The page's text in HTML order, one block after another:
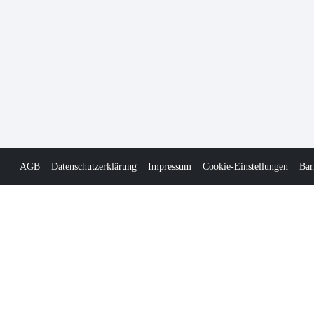
AGB Datenschutzerklärung Impressum Cookie-Einstellungen